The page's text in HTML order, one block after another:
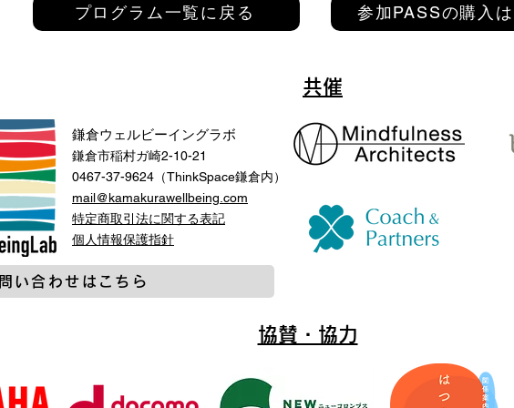
プログラム一覧に戻る 参加PASSの購入
共催
鎌倉ウェルビーイングラボ
鎌倉市稲村ガ崎2-10-21
0467-37-9624（ThinkSpace鎌倉内）
mail@kamakurawellbeing.com
特定商取引法に関する表記
​個人情報保護指針
問い合わせはこちら
協賛・協力